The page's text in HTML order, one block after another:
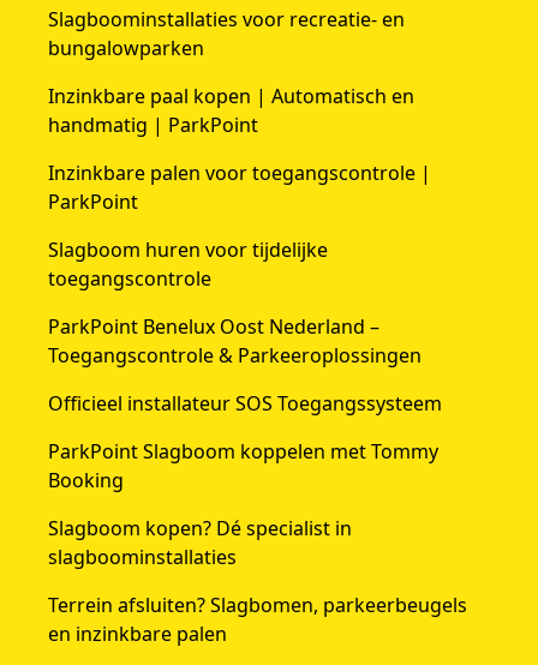
Slagboominstallaties voor recreatie- en
bungalowparken
Inzinkbare paal kopen | Automatisch en
handmatig | ParkPoint
Inzinkbare palen voor toegangscontrole |
ParkPoint
Slagboom huren voor tijdelijke
toegangscontrole
ParkPoint Benelux Oost Nederland –
Toegangscontrole & Parkeeroplossingen
Officieel installateur SOS Toegangssysteem
ParkPoint Slagboom koppelen met Tommy
Booking
Slagboom kopen? Dé specialist in
slagboominstallaties
Terrein afsluiten? Slagbomen, parkeerbeugels
en inzinkbare palen